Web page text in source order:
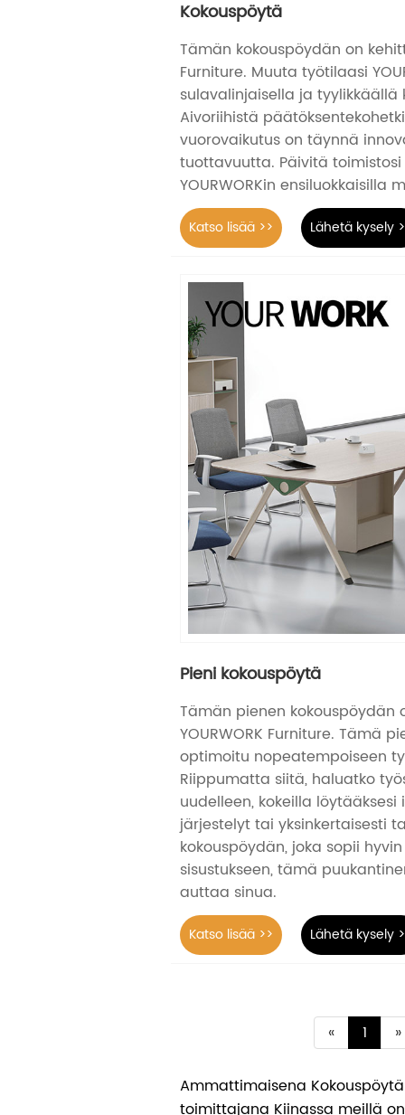
Kokouspöytä
Tämän kokouspöydän on
Furniture. Muuta työtilaasi
sulavalinjaisella ja tyylikkäällä
Aivoriihistä
vuorovaikutus on täynnä
tuottavuutta. Päivitä
YOURWORKin ensiluokkaisilla
Katso lisää >> Lähetä kysely
Pieni kokouspöytä
Tämän pienen kokouspöydän
YOURWORK Furniture. Tämä
optimoitu nopeatempoiseen
Riippumatta siitä, haluatko
uudelleen, kokeilla
järjestelyt tai yksinkertaisesti
kokouspöydän, joka sopii
sisustukseen, tämä
auttaa sinua.
Katso lisää >> Lähetä kysely
« 1 »
Ammattimaisena
toimittajana Kiinassa meillä